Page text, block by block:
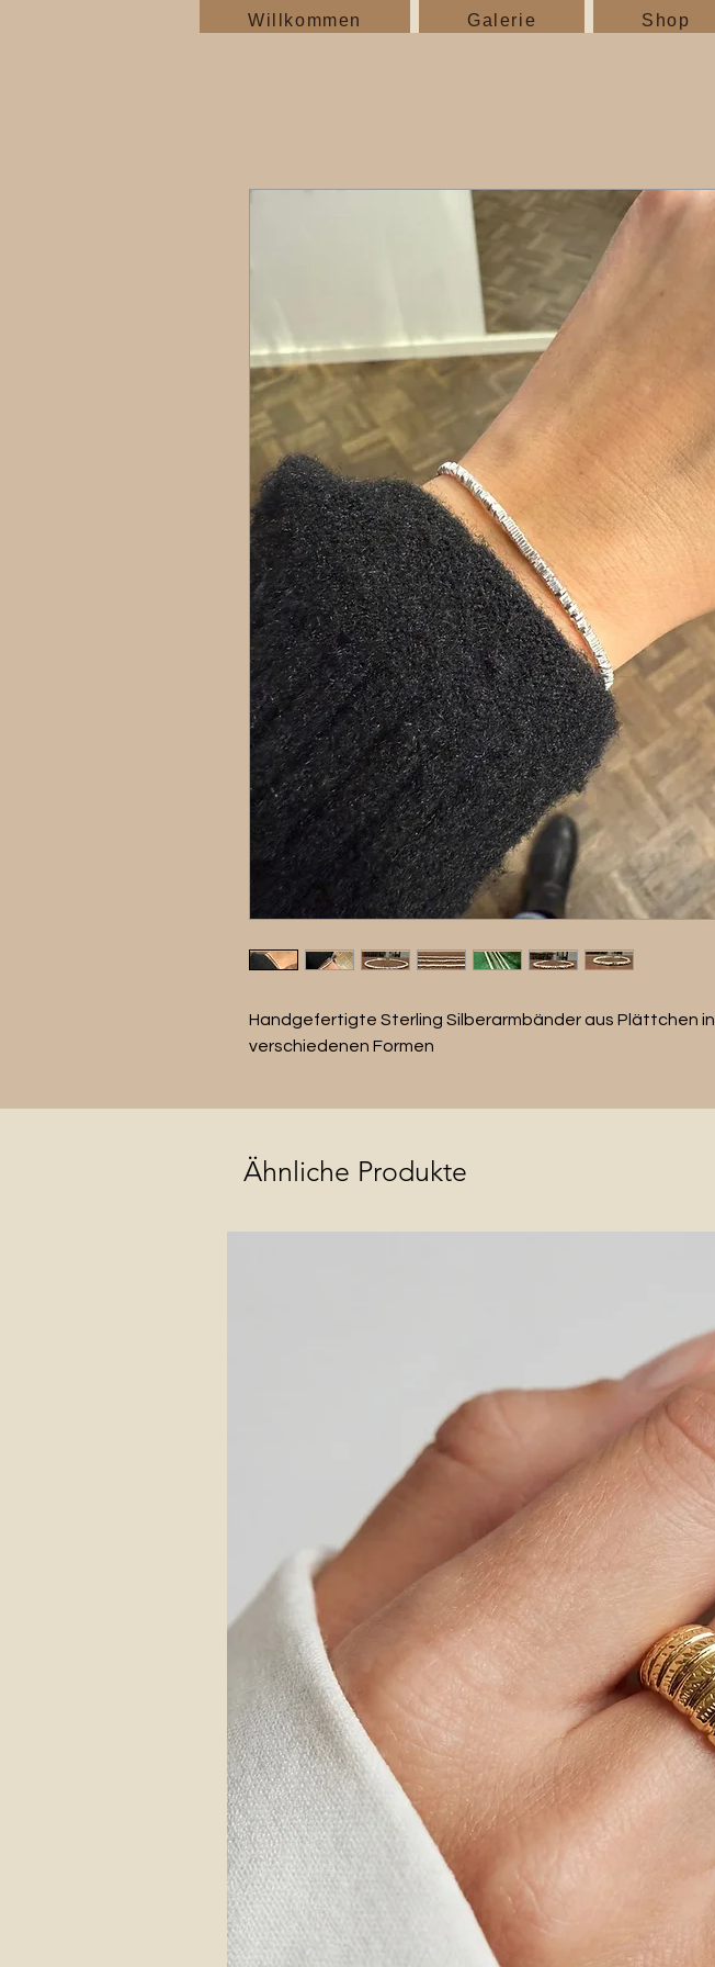
Willkommen Galerie Shop
Handgefertigte Sterling Silberarmbänder aus Plättchen in
verschiedenen Formen
Ähnliche Produkte